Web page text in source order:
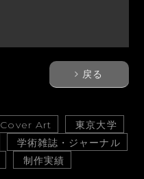
戻る
Cover Art
東京大学
学術雑誌・ジャーナル
制作実績